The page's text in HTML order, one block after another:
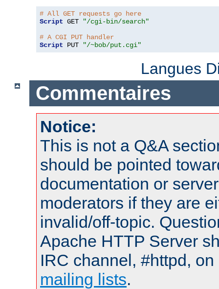
# All GET requests go here
Script GET
"/cgi-bin/search"
# A CGI PUT handler
Script PUT "/~bob/put.cgi"
Langues
Commentaires
Notice:
This is not a Q&A
should be pointed
documentation or
moderators if they are
invalid/off-topic.
Apache HTTP Server
IRC channel, #httpd,
mailing lists.